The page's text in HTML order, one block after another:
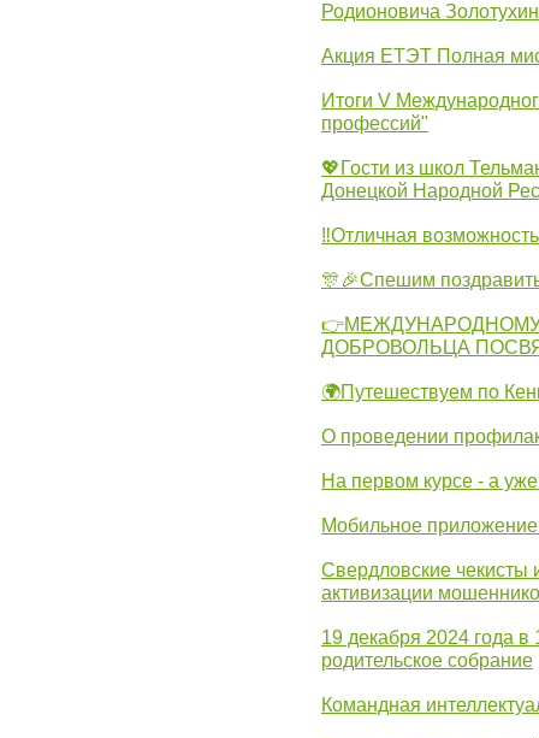
Родионовича
Акция ЕТЭТ Полная
Итоги V
профессий"
💖Гости из школ
Донецкой Народной
‼Отличная
🎊🎉Спешим
ДОБРОВОЛЬЦА
🌍Путешествуем по
О проведении
На первом курсе - а
Мобильное
Свердловские
активизации
19 декабря 2024 года
родительское собрание
Командная